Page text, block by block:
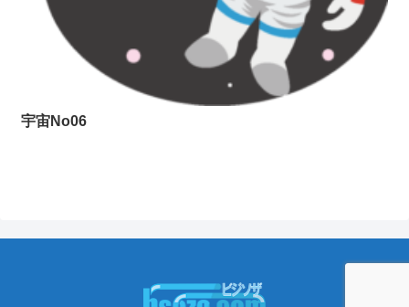
宇宙No06